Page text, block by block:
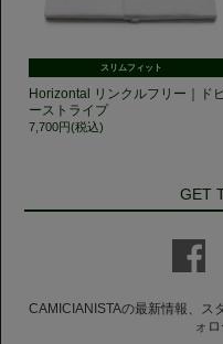
スリムフィット
Horizontal リンクルフリー｜ド
ーストライプ
7,700円(税込)
GET
CAMICIANISTAの最新情報、ス
ォ